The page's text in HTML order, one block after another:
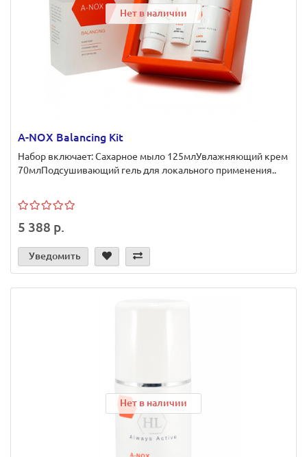
Нет в наличии
A-NOX Balancing Kit
Набор включает: Сахарное мыло 125млУвлажняющий крем
70млПодсушивающий гель для локального применения..
5 388 р.
Уведомить
Нет в наличии